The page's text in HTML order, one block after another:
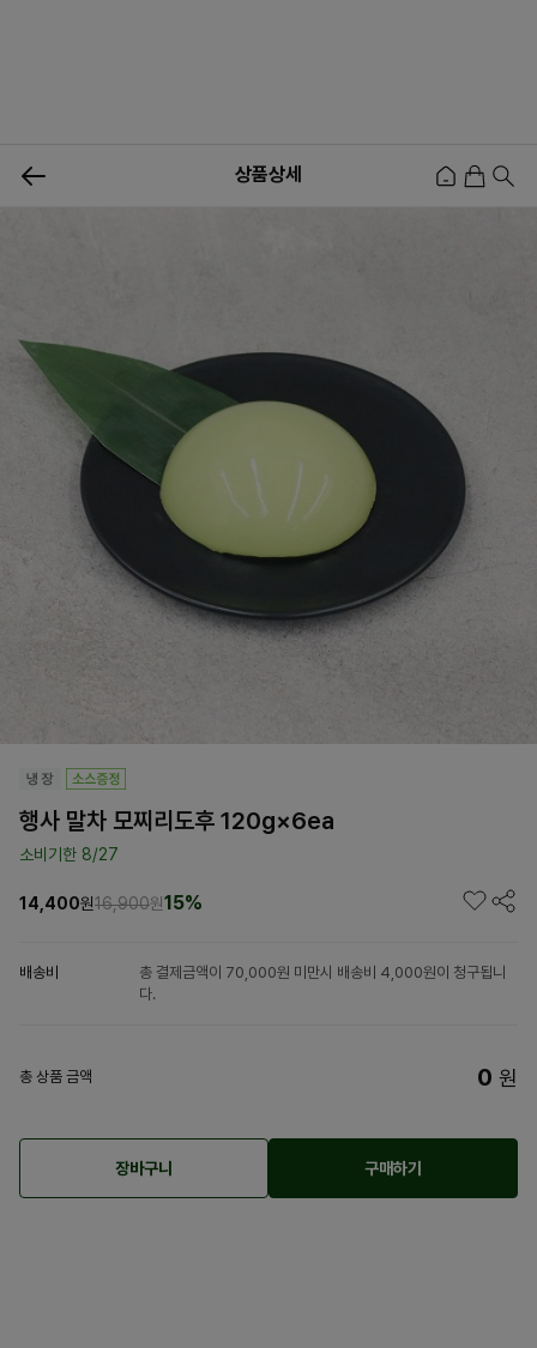
상품상세
행사 말차 모찌리도후 120g×6ea
소비기한 8/27
14,400원16,900원15%
배송비
총 결제금액이 70,000원 미만시 배송비 4,000원이 청구됩니
다.
총 상품 금액 0 원
장바구니 구매하기